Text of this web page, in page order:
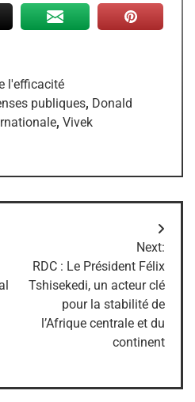
l'efficacité
publiques, Donald
, Vivek
Next:
RDC : Le Président Félix
Tshisekedi, un acteur clé
pour la stabilité de
l’Afrique centrale et du
continent